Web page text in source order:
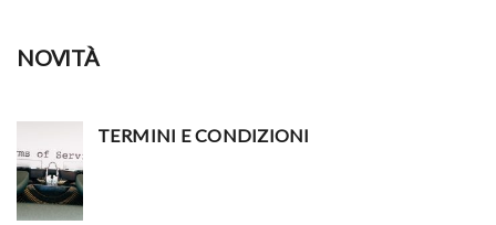
NOVITÀ
TERMINI E CONDIZIONI